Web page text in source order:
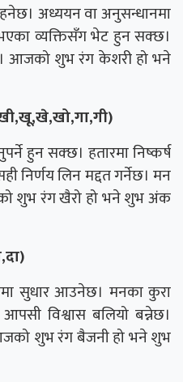
अध्ययन वा अनुसन्धानमा
व्यक्तिसँग भेट हुन सक्छ।
आजको शुभ रंग केशरी हो भने
हुन सक्छ। हतारमा निष्कर्ष
निर्णय लिन मद्दत गर्नेछ। मन
शुभ रंग खैरो हो भने शुभ अंक
सुधार आउनेछ। मनका कुरा
विश्वास बलियो बन्नेछ।
शुभ रंग बैजनी हो भने शुभ